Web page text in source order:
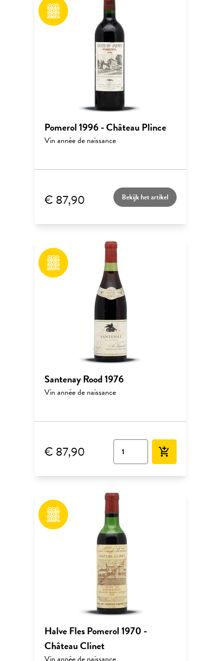
Pomerol 1996 - Château Plince
Vin année de naissance
€ 87,90 Bekijk het artikel
Santenay Rood 1976
Vin année de naissance
€ 87,90 add_shopping_cart
Halve Fles Pomerol 1970 -
Château Clinet